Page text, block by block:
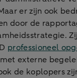
er zijn ook
door de
professioneel
externe
de koplopers